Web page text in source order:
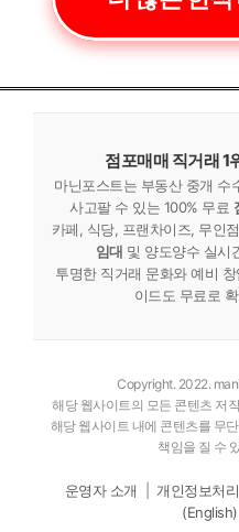
점포매매 직거래 1
마닌포스트는 부동산 중개 수
사고팔 수 있는 100% 무료
카페, 식당, 프랜차이즈, 무인
임대 및 양도양수 실시
투명한 직거래 문화와 예비
이드도 무료로
Copyright. 2022.
해당 웹사이트의 모든 콘텐츠 저
해당 웹사이트 내에 콘텐츠를 무
책임을 질 수
운영자 소개 개인정보처
(English)